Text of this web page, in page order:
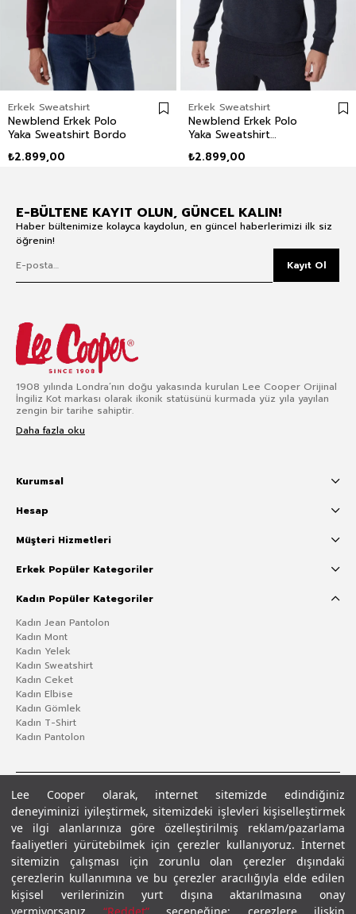
Lee Cooper olarak, internet sitemizde edindiğiniz
deneyiminizi iyileştirmek, sitemizdeki işlevleri kişiselleştirmek
ve ilgi alanlarınıza göre özelleştirilmiş reklam/pazarlama
faaliyetleri yürütebilmek için çerezler kullanıyoruz. İnternet
sitemizin çalışması için zorunlu olan çerezler dışındaki
çerezlerin kullanımına ve bu çerezler aracılığıyla elde edilen
kişisel verilerinizin yurt dışına aktarılmasına onay
Erkek Sweatshirt
Newblend Erkek Polo
Yaka Sweatshirt Bordo
₺2.899,00
Erkek Sweatshirt
Newblend Erkek Polo
Yaka Sweatshirt
₺2.899,00
E-BÜLTENE KAYIT OLUN, GÜNCEL KALIN!
Haber bültenimize kolayca kaydolun, en güncel haberlerimizi ilk siz
öğrenin!
Kayıt Ol
1908 yılında Londra’nın doğu yakasında kurulan Lee Cooper Orijinal
İngiliz Kot markası olarak ikonik statüsünü kurmada yüz yıla yayılan
zengin bir tarihe sahiptir.
Daha fazla oku
Kurumsal
Hesap
Müşteri Hizmetleri
Erkek Popüler Kategoriler
Kadın Popüler Kategoriler
Kadın Jean Pantolon
Kadın Mont
Kadın Yelek
Kadın Sweatshirt
Kadın Ceket
Kadın Elbise
Kadın Gömlek
Kadın T-Shirt
Kadın Pantolon
Gizlilik PolitikasıÇerez Politikası KVKK Aydınlatma MetniŞartlar ve Koşullar
© 2026 Leecooper - Tüm Hakları Saklıdır.